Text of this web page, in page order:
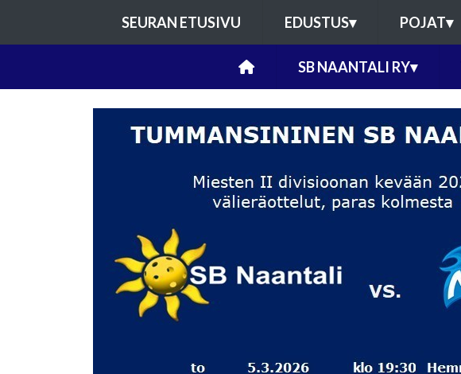
SEURAN ETUSIVU EDUSTUS▾ POJAT▾
SB NAANTALI RY▾